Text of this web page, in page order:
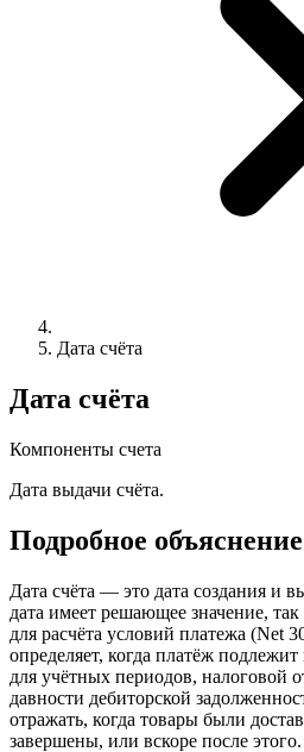
Дата счёта
Дата счёта
Компоненты счета
Дата выдачи счёта.
Подробное объяснение
Дата счёта — это дата создания и
дата имеет решающее значение, так
для расчёта условий платежа (Net
определяет, когда платёж
для учётных периодов, налоговой
давности дебиторской
отражать, когда товары были
завершены, или вскоре после этого.